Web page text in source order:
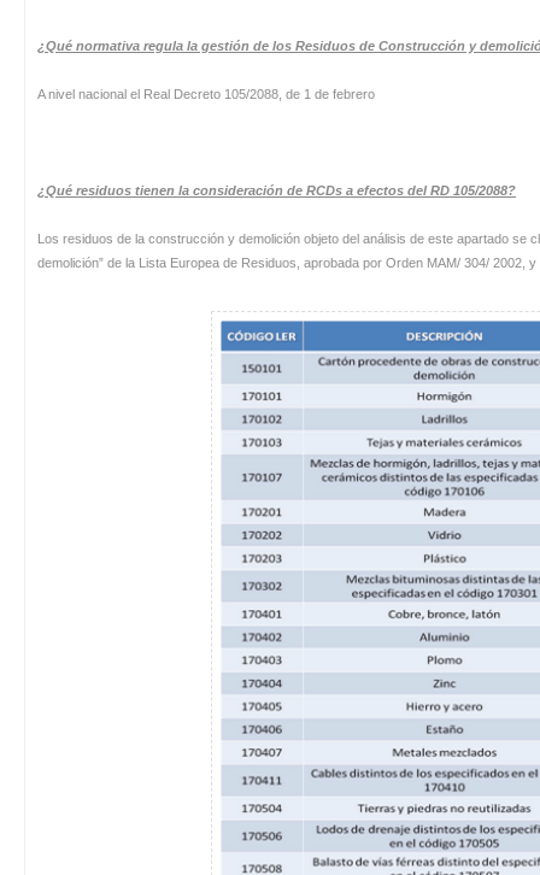
¿Qué normativa regula la gestión de los Residuos de Construcción y
A nivel nacional el Real Decreto 105/2088, de 1 de febrero
¿Qué residuos tienen la consideración de RCDs a efectos del RD 105/2088?
Los residuos de la construcción y demolición objeto del análisis de este apartado se
demolición” de la Lista Europea de Residuos, aprobada por Orden MAM/ 304/ 2002,